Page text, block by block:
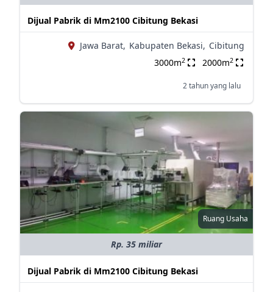
Dijual Pabrik di Mm2100 Cibitung Bekasi
Jawa Barat, Kabupaten Bekasi, Cibitung
3000m2 2000m2
2 tahun yang lalu
Ruang Usaha
Rp. 35 miliar
Dijual Pabrik di Mm2100 Cibitung Bekasi